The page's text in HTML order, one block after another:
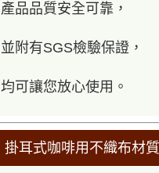
產品品質安全可靠，
並附有SGS檢驗保證，
均可讓您放心使用。
掛耳式咖啡用不織布材